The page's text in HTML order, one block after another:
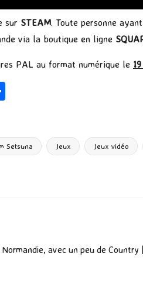
sur STEAM. Toute personne
via la boutique en ligne
PAL au format numérique le
g
Setsuna Jeux Jeux vidéo
avec un peu de